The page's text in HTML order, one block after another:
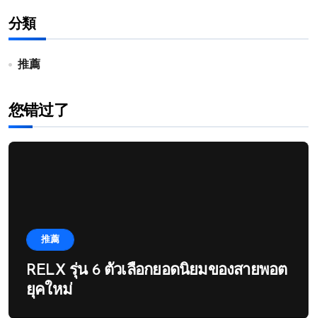
分類
推薦
您错过了
推薦
RELX รุ่น 6 ตัวเลือกยอดนิยมของสายพอต
ยุคใหม่